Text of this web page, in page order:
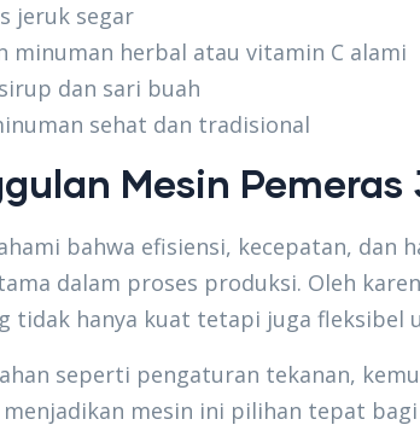
jeruk segar
minuman herbal atau vitamin C alami
dan sari buah
sehat dan tradisional
Mesin
bahwa efisiensi, kecepatan, dan
dalam proses produksi. Oleh
tidak hanya kuat tetapi juga fleksibel
seperti pengaturan tekanan,
mesin ini pilihan tepat